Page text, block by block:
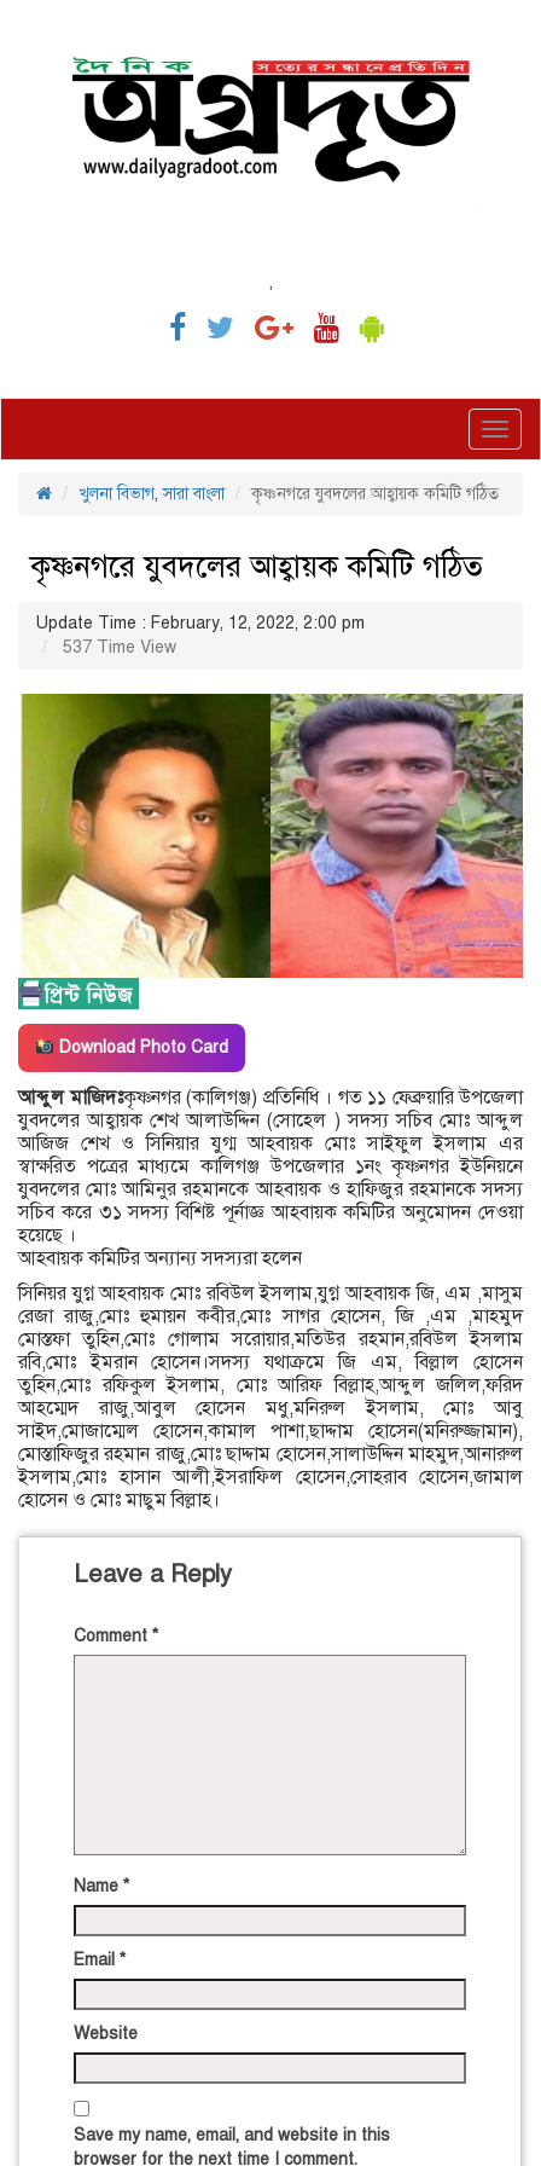
,
খুলনা বিভাগ,সারা বাংলা কৃষ্ণনগরে যুবদলের আহ্বায়ক কমিটি গঠিত
কৃষ্ণনগরে যুবদলের আহ্বায়ক কমিটি গঠিত
Update Time : February, 12, 2022, 2:00 pm
537 Time View
Download Photo Card
আব্দুল মাজিদঃকৃষ্ণনগর (কালিগঞ্জ) প্রতিনিধি । গত ১১ ফেব্রুয়ারি উপজেলা
যুবদলের আহ্বায়ক শেখ আলাউদ্দিন (সোহেল ) সদস্য সচিব মোঃ আব্দুল
আজিজ শেখ ও সিনিয়ার যুগ্ম আহবায়ক মোঃ সাইফুল ইসলাম এর
স্বাক্ষরিত পত্রের মাধ্যমে কালিগঞ্জ উপজেলার ১নং কৃষ্ণনগর ইউনিয়নে
যুবদলের মোঃ আমিনুর রহমানকে আহবায়ক ও হাফিজুর রহমানকে সদস্য
সচিব করে ৩১ সদস্য বিশিষ্ট পূর্নাজ্ঞ আহবায়ক কমিটির অনুমোদন দেওয়া
হয়েছে ।
আহবায়ক কমিটির অন্যান্য সদস্যরা হলেন
সিনিয়র যুগ্ন আহবায়ক মোঃ রবিউল ইসলাম,যুগ্ন আহবায়ক জি, এম ,মাসুম
রেজা রাজু,মোঃ হুমায়ন কবীর,মোঃ সাগর হোসেন, জি ,এম ,মাহমুদ
মোস্তফা তুহিন,মোঃ গোলাম সরোয়ার,মতিউর রহমান,রবিউল ইসলাম
রবি,মোঃ ইমরান হোসেন।সদস্য যথাক্রমে জি এম, বিল্লাল হোসেন
তুহিন,মোঃ রফিকুল ইসলাম, মোঃ আরিফ বিল্লাহ,আব্দুল জলিল,ফরিদ
আহম্মেদ রাজু,আবুল হোসেন মধু,মনিরুল ইসলাম, মোঃ আবু
সাইদ,মোজাম্মেল হোসেন,কামাল পাশা,ছাদ্দাম হোসেন(মনিরুজ্জামান),
মোস্তাফিজুর রহমান রাজু,মোঃ ছাদ্দাম হোসেন,সালাউদ্দিন মাহমুদ,আনারুল
ইসলাম,মোঃ হাসান আলী,ইসরাফিল হোসেন,সোহরাব হোসেন,জামাল
হোসেন ও মোঃ মাছুম বিল্লাহ।
Leave a Reply
Comment *
Name *
Email *
Website
Save my name, email, and website in this
browser for the next time I comment.